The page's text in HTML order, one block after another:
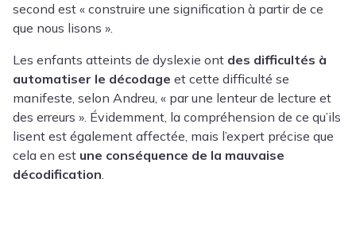
second est « construire une signification à partir de ce
que nous lisons ».
Les enfants atteints de dyslexie ont des difficultés à
automatiser le décodage et cette difficulté se
manifeste, selon Andreu, « par une lenteur de lecture et
des erreurs ». Évidemment, la compréhension de ce qu’ils
lisent est également affectée, mais l’expert précise que
cela en est une conséquence de la mauvaise
décodification.